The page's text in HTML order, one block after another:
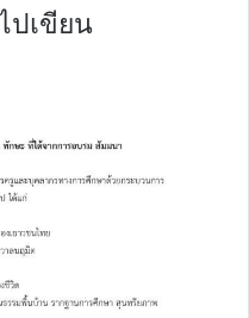
ปเขียน